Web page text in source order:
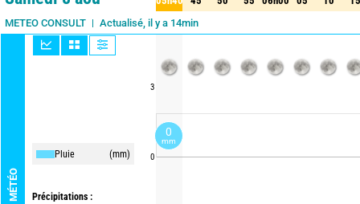
METEO CONSULT Actualisé, il y a 14min
MÉTÉO
Pluie (mm)
Précipitations :
3
0
0
mm